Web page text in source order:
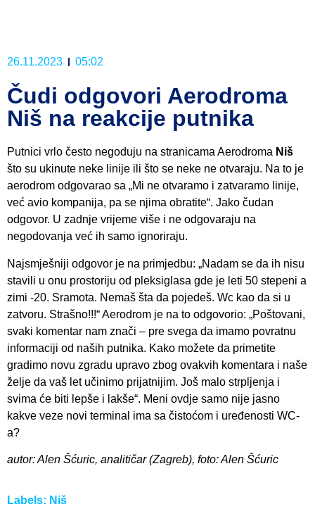
26.11.2023 05:02
Čudi odgovori Aerodroma
Niš na reakcije putnika
Putnici vrlo često negoduju na stranicama Aerodroma Niš
što su ukinute neke linije ili što se neke ne otvaraju. Na to je
aerodrom odgovarao sa „Mi ne otvaramo i zatvaramo linije,
već avio kompanija, pa se njima obratite“. Jako čudan
odgovor. U zadnje vrijeme više i ne odgovaraju na
negodovanja već ih samo ignoriraju.
Najsmješniji odgovor je na primjedbu: „Nadam se da ih nisu
stavili u onu prostoriju od pleksiglasa gde je leti 50 stepeni a
zimi -20. Sramota. Nemaš šta da pojedeš. Wc kao da si u
zatvoru. Strašno!!!“ Aerodrom je na to odgovorio: „Poštovani,
svaki komentar nam znači – pre svega da imamo povratnu
informaciji od naših putnika. Kako možete da primetite
gradimo novu zgradu upravo zbog ovakvih komentara i naše
želje da vaš let učinimo prijatnijim. Još malo strpljenja i
svima će biti lepše i lakše“. Meni ovdje samo nije jasno
kakve veze novi terminal ima sa čistoćom i uređenosti WC-
a?
autor: Alen Šćuric, analitičar (Zagreb), foto: Alen Šćuric
Labels: Niš